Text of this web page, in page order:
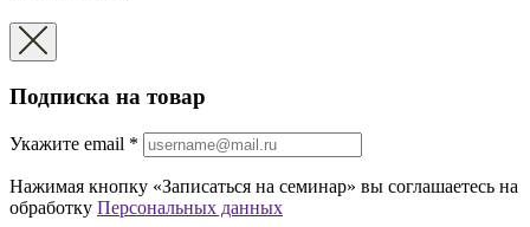
Подписка на товар
Укажите еmail *
Нажимая кнопку «Записаться на семинар» вы соглашаетесь на
обработку Персональных данных